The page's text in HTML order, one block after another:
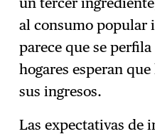
al consumo popular
parece que se
hogares esperan
sus ingresos.
Las expectativas de